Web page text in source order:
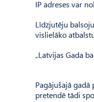
IP adreses var
Līdzjutēju
vislielāko
„Latvijas Gada
Pagājušajā
pretendē tādi